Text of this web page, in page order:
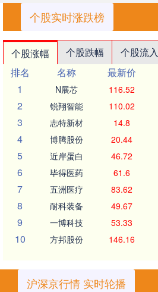
个股实时涨跌榜
个股涨幅 个股跌幅 个股流入
排名
名称 最新价
1
N展芯 116.52
2 锐翔智能 110.02
3 志特新材 14.8
4 博腾股份 20.44
5 近岸蛋白 46.72
6 毕得医药 61.6
7 五洲医疗 83.62
8 耐科装备 49.67
9 一博科技 53.33
10 方邦股份 146.16
沪深京行情 实时轮播